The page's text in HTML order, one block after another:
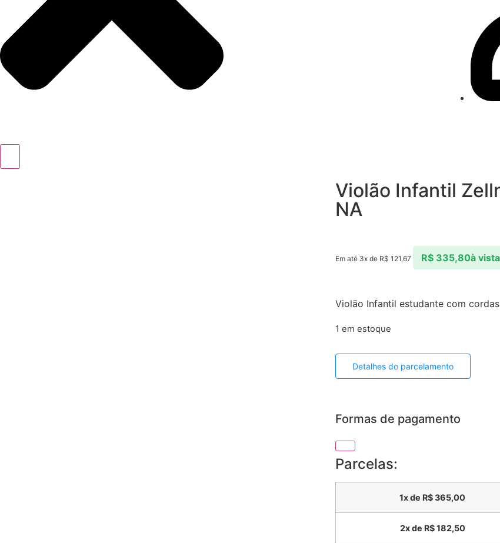
Violão Infantil
NA
Em até 3x de R$ 121,67 R$335,80à vista
Violão Infantil estudante com
1 em estoque
Detalhes do parcelamento
Formas de pagamento
Parcelas:
1x de R$365,00
2x de R$182,50